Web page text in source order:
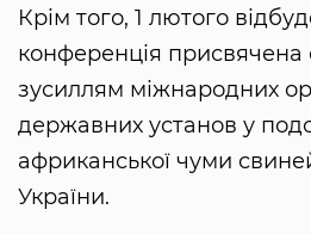
Крім того, 1 лютого
конференція присвячена
зусиллям міжнародних
державних установ у
африканської чуми
України.